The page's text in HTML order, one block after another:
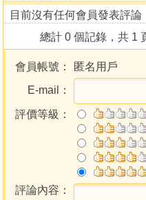
音靈五行之組成
姓名學標準字典(國語五行)
姓名學標準字典(台語五行)
八卦基本符號
六十四卦之組成
爻之組成
姓名筆劃數起卦法
店名筆劃數起卦法
易經三百八十四爻爻辭
坤為地
目前沒有任何會員發表評論
總計 0 個記錄，共 1
會員帳號：
匿名用戶
E-mail：
評價等級：
評論內容：